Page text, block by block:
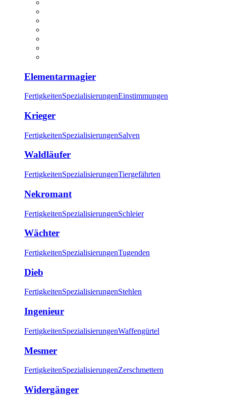
Elementarmagier
FertigkeitenSpezialisierungenEinstimmungen
Krieger
FertigkeitenSpezialisierungenSalven
Waldläufer
FertigkeitenSpezialisierungenTiergefährten
Nekromant
FertigkeitenSpezialisierungenSchleier
Wächter
FertigkeitenSpezialisierungenTugenden
Dieb
FertigkeitenSpezialisierungenStehlen
Ingenieur
FertigkeitenSpezialisierungenWaffengürtel
Mesmer
FertigkeitenSpezialisierungenZerschmettern
Widergänger